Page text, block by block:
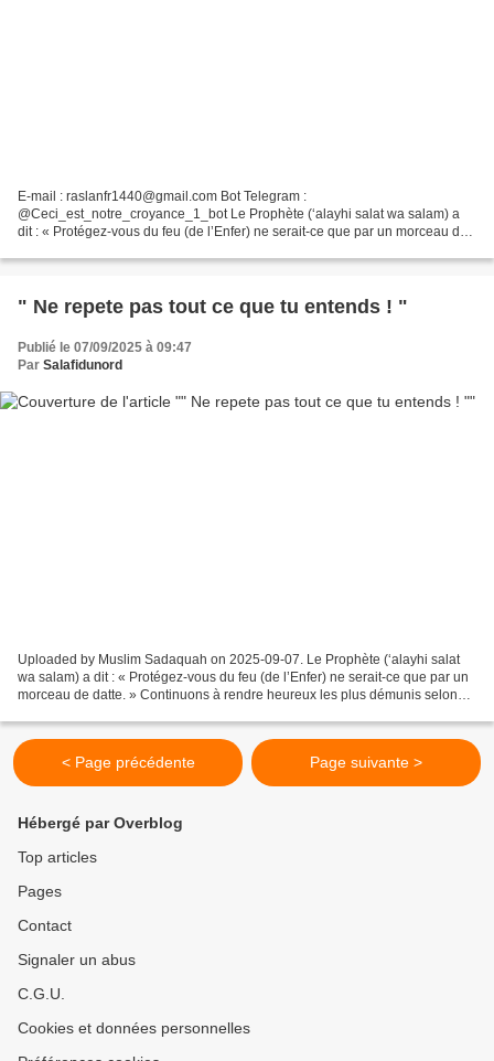
E-mail : raslanfr1440@gmail.com Bot Telegram :
@Ceci_est_notre_croyance_1_bot Le Prophète (‘alayhi salat wa salam) a
dit : « Protégez-vous du feu (de l’Enfer) ne serait-ce que par un morceau de
" Ne re‌pe‌te pas tout ce que tu entends ! "
Publié le 07/09/2025 à 09:47
Par Salafidunord
Uploaded by Muslim Sadaquah on 2025-09-07. Le Prophète (‘alayhi salat
wa salam) a dit : « Protégez-vous du feu (de l’Enfer) ne serait-ce que par un
morceau de datte. » Continuons à rendre heureux les plus démunis selon
< Page précédente Page suivante >
Hébergé par Overblog
Top articles
Pages
Contact
Signaler un abus
C.G.U.
Cookies et données personnelles